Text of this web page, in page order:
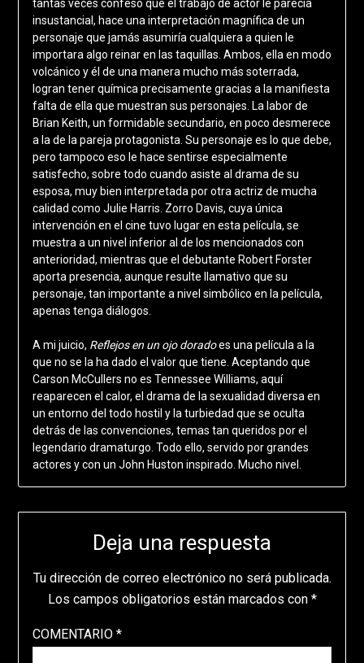
tantas veces confesó que el trabajo de actor le parecía
insustancial, hace una interpretación magnífica de un
personaje que jamás asumiría cualquiera a quien le
importara algo reinar en las taquillas. Ambos, ella en modo
volcánico y él de una manera mucho más soterrada,
logran tener química precisamente gracias a la manifiesta
falta de ella que muestran sus personajes. La labor de
Brian Keith, un formidable secundario, en poco desmerece
a la de la pareja protagonista. Su personaje es lo que debe,
pero tampoco eso le hace sentirse especialmente
satisfecho, sobre todo cuando asiste al drama de su
esposa, muy bien interpretada por otra actriz de mucha
calidad como Julie Harris. Zorro Davis, cuya única
intervención en el cine tuvo lugar en esta película, se
muestra a un nivel inferior al de los mencionados con
anterioridad, mientras que el debutante Robert Forster
aporta presencia, aunque resulte llamativo que su
personaje, tan importante a nivel simbólico en la película,
apenas tenga diálogos.
A mi juicio, Reflejos en un ojo doradoes una película a la
que no se la ha dado el valor que tiene. Aceptando que
Carson McCullers no es Tennessee Williams, aquí
reaparecen el calor, el drama de la sexualidad diversa en
un entorno del todo hostil y la turbiedad que se oculta
detrás de las convenciones, temas tan queridos por el
legendario dramaturgo. Todo ello, servido por grandes
actores y con un John Huston inspirado. Mucho nivel.
Deja una respuesta
Tu dirección de correo electrónico no será publicada.
Los campos obligatorios están marcados con *
COMENTARIO *